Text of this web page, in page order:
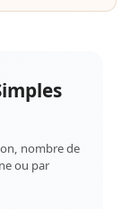
nombre de
ou par